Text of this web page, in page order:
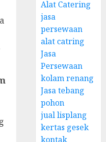
Alat Catering
jasa
persewaan
alat catring
Jasa
Persewaan
kolam renang
Jasa tebang
pohon
jual lisplang
kertas gesek
kontak